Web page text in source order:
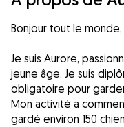
Bonjour tout le monde,
Je suis Aurore,
jeune âge. Je suis
obligatoire pour
Mon activité a
gardé environ 150